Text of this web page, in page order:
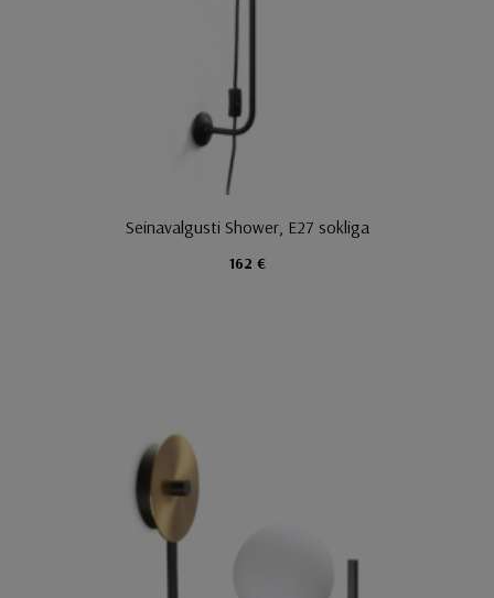
Seinavalgusti Shower, E27 sokliga
162 €